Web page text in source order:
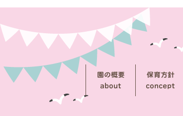
ー
シ
ョ
ン
園の概要
about
保育方針
concept